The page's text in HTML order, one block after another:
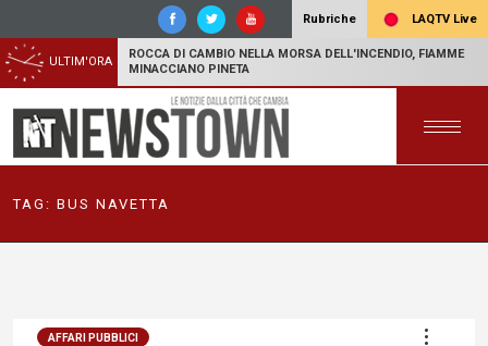
Rubriche LAQTV Live
ULTIM'ORA
ROCCA DI CAMBIO NELLA MORSA DELL'INCENDIO, FIAMME
MINACCIANO PINETA
TAG: BUS NAVETTA
AFFARI PUBBLICI